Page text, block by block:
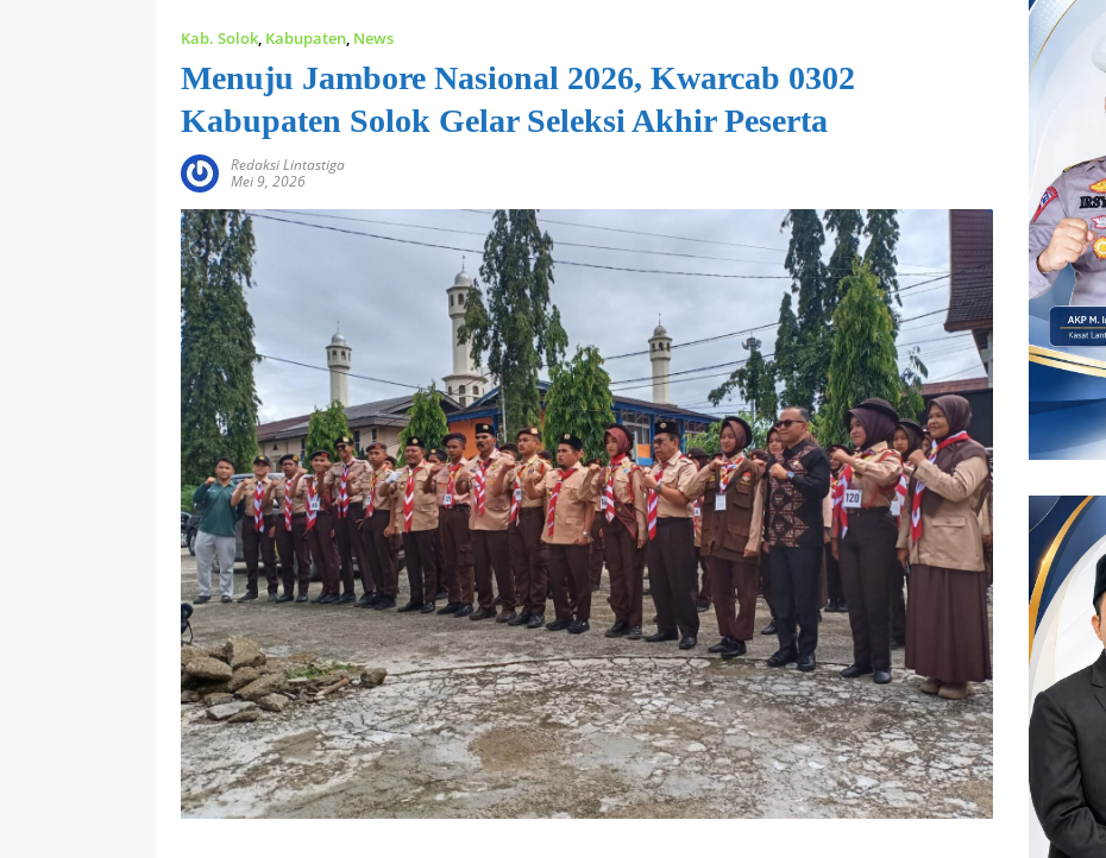
Kab. Solok, Kabupaten, News
Menuju Jambore Nasional 2026, Kwarcab 0302
Kabupaten Solok Gelar Seleksi Akhir Peserta
Redaksi Lintastiga
Mei 9, 2026